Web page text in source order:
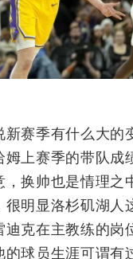
新赛季有什么大的
姆上赛季的带队成
，换帅也是情理之
很明显洛杉矶湖人
克在主教练的岗
的球员生涯可谓有